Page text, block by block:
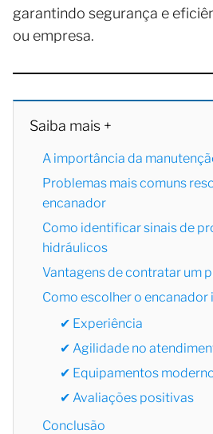
garantindo segurança e
ou empresa.
Saiba mais +
A importância da
Problemas mais comuns
encanador
Como identificar sinais de
hidráulicos
Vantagens de contratar um
Como escolher o encanador
✔ Experiência
✔ Agilidade no
✔ Equipamentos
✔ Avaliações positivas
Conclusão